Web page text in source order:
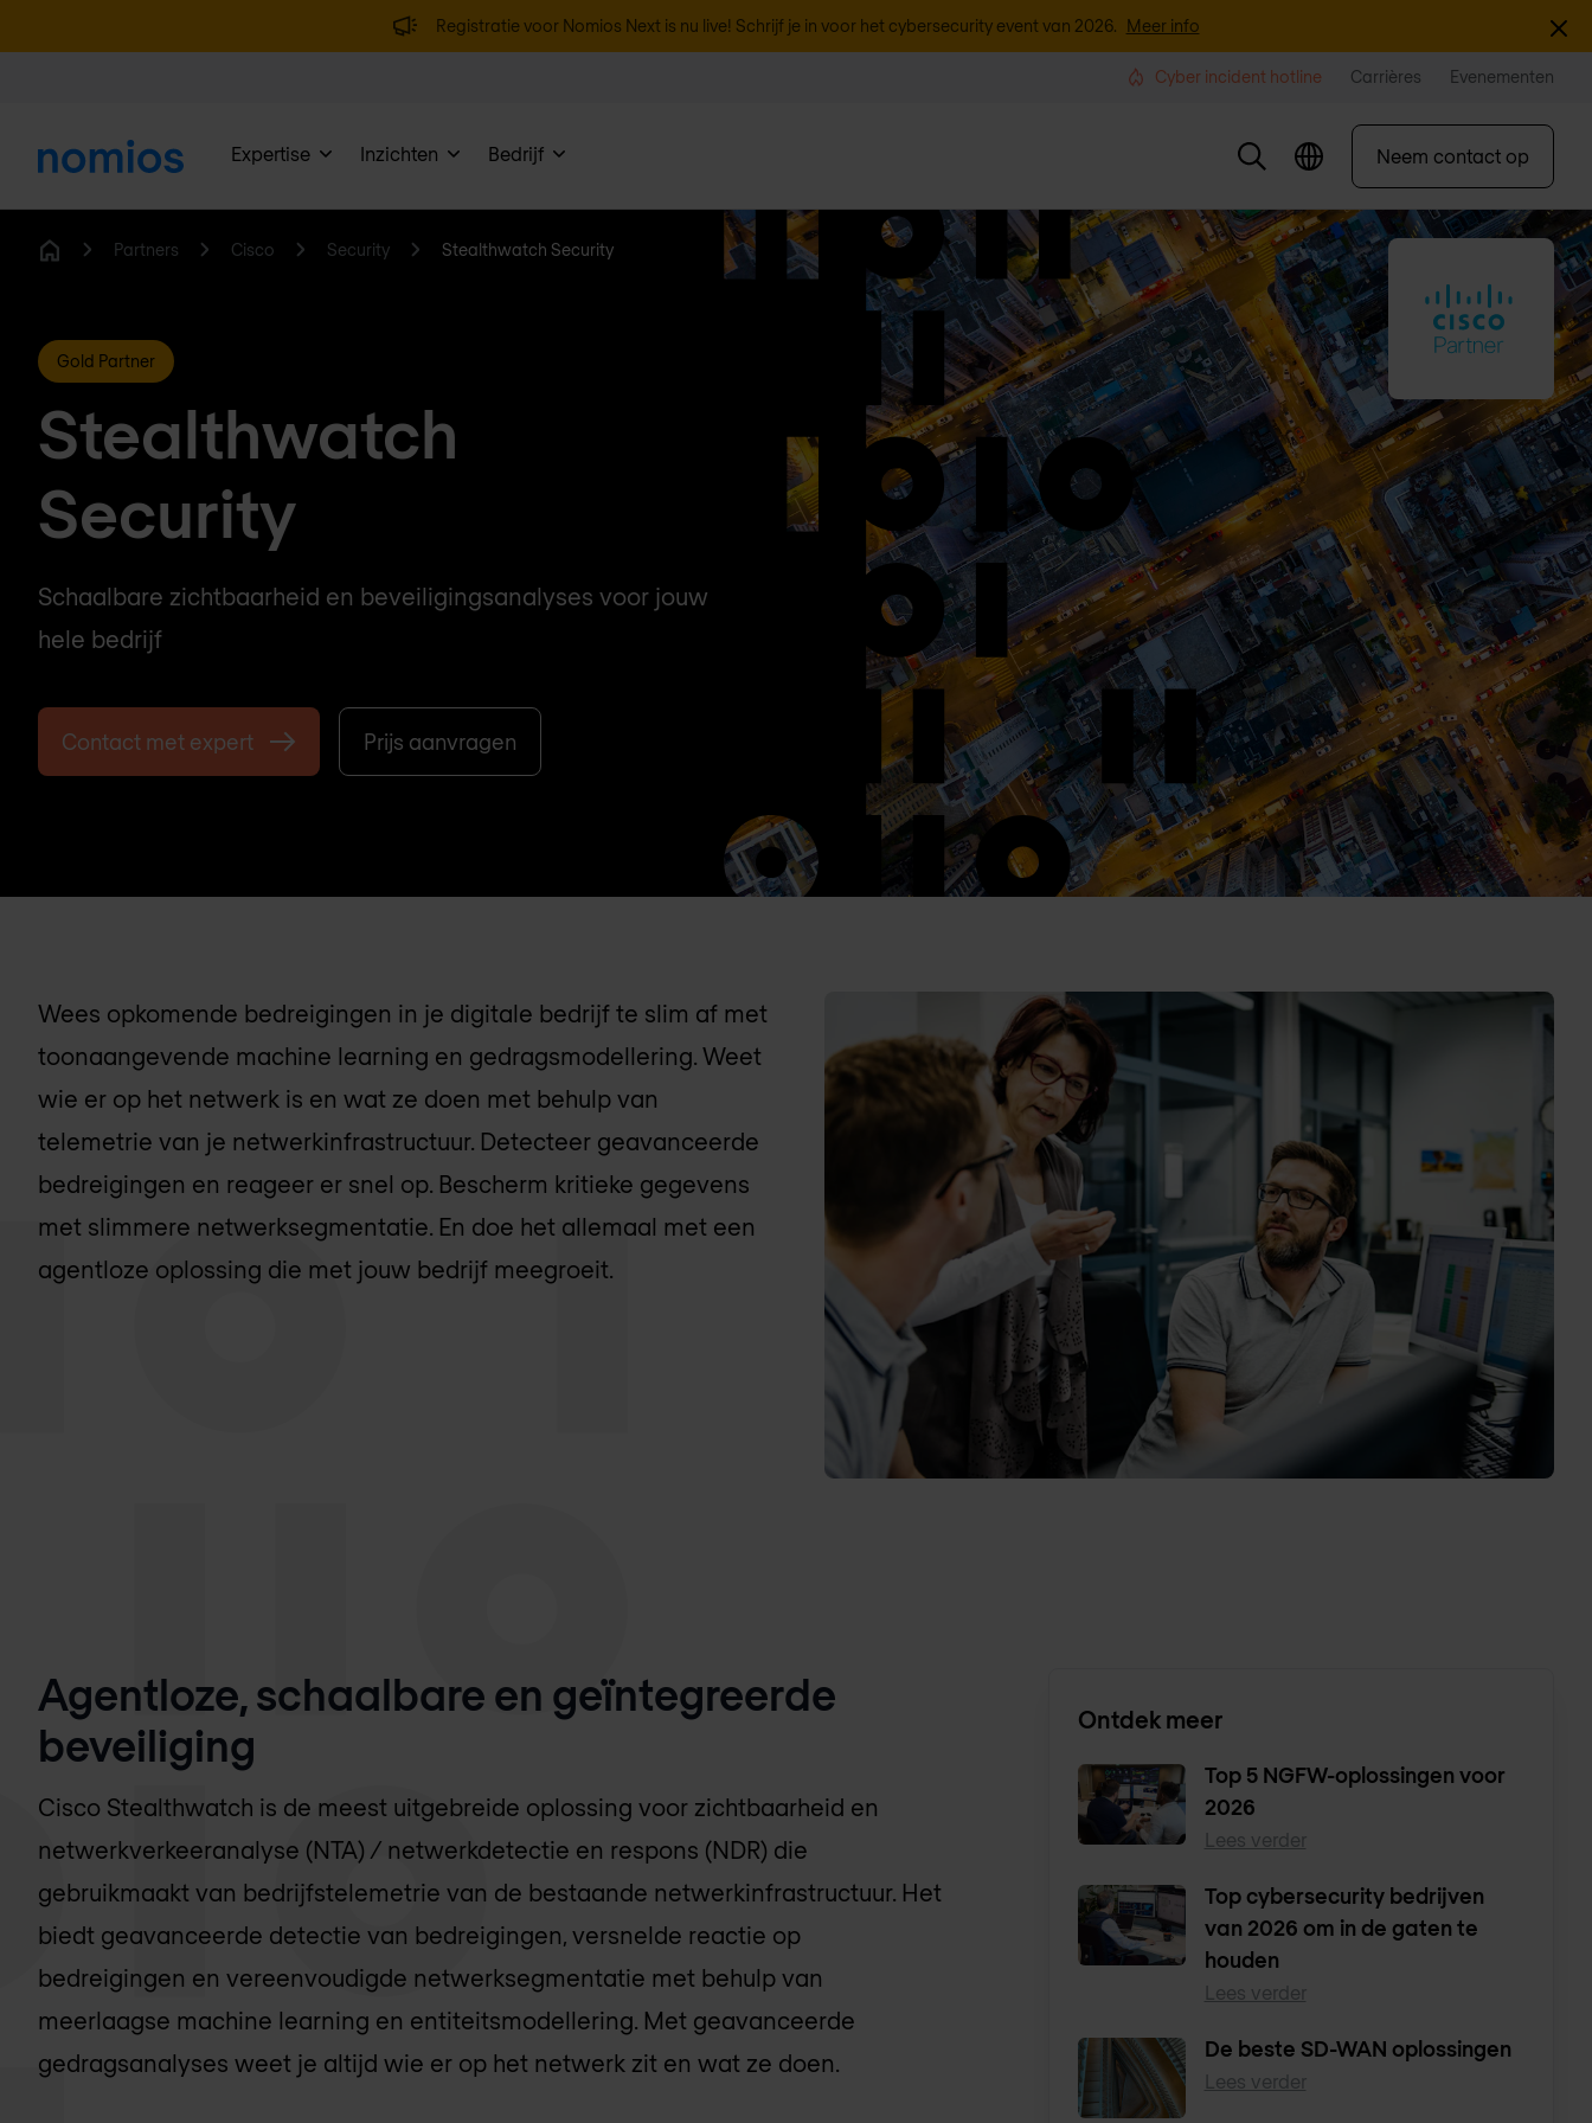
Registratie voor Nomios Next is nu live! Schrijf je in voor het cybersecurity event van 2026. Meer info
Cyber incident hotline Carrières Evenementen
Expertise Inzichten Bedrijf Neem contact op
Partners Cisco Security Stealthwatch Security
Gold Partner
Stealthwatch
Security
Schaalbare zichtbaarheid en beveiligingsanalyses voor jouw
hele bedrijf
Contact met expert Prijs aanvragen
Wees opkomende bedreigingen in je digitale bedrijf te slim af met
toonaangevende machine learning en gedragsmodellering. Weet
wie er op het netwerk is en wat ze doen met behulp van
telemetrie van je netwerkinfrastructuur. Detecteer geavanceerde
bedreigingen en reageer er snel op. Bescherm kritieke gegevens
met slimmere netwerksegmentatie. En doe het allemaal met een
agentloze oplossing die met jouw bedrijf meegroeit.
Agentloze, schaalbare en geïntegreerde
beveiliging
Cisco Stealthwatch is de meest uitgebreide oplossing voor zichtbaarheid en
netwerkverkeeranalyse (NTA) / netwerkdetectie en respons (NDR) die
gebruikmaakt van bedrijfstelemetrie van de bestaande netwerkinfrastructuur. Het
biedt geavanceerde detectie van bedreigingen, versnelde reactie op
bedreigingen en vereenvoudigde netwerksegmentatie met behulp van
meerlaagse machine learning en entiteitsmodellering. Met geavanceerde
gedragsanalyses weet je altijd wie er op het netwerk zit en wat ze doen.
Ontdek meer
Top 5 NGFW-oplossingen voor
2026
Lees verder
Top cybersecurity bedrijven
van 2026 om in de gaten te
houden
Lees verder
De beste SD-WAN oplossingen
Lees verder